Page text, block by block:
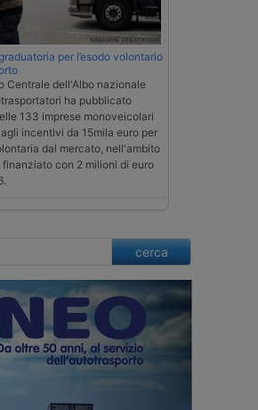
per l’esodo volontario
Centrale dell'Albo nazionale
ha pubblicato
133 imprese monoveicolari
incentivi da 15mila euro per
dal mercato, nell'ambito
finanziato con 2 milioni di euro
cerca